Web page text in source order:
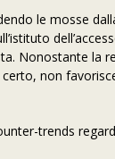
le mosse
Nonostante la
certo, non
trends